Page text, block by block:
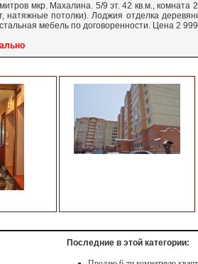
мкр. Махалина. 5/9 эт. 42 кв.м., комната
натяжные потолки). Лоджия отделка
мебель по договоренности. Цена 2
Последние в этой категории: